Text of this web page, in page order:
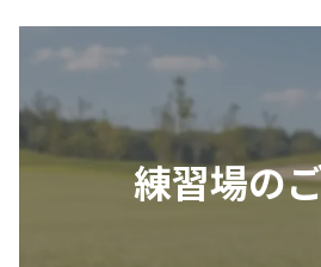
練習場の